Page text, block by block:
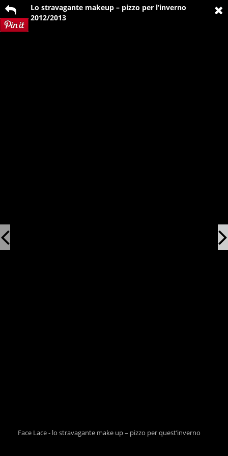
Lo stravagante makeup – pizzo per l’inverno
2012/2013
Face Lace - lo stravagante make up – pizzo per quest’inverno